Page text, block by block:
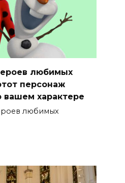
любимых
персонаж
вашем характере
любимых